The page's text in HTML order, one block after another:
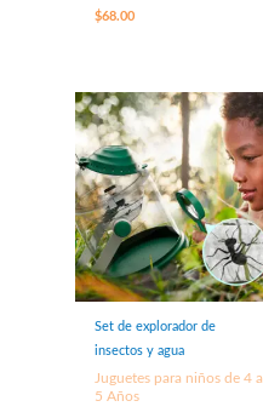
$68.00
Set de explorador de
insectos y agua
Juguetes para niños de 4 a
5 Años